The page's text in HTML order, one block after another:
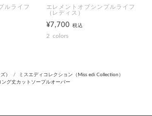
ルライフ
エレメントオブシンプルライフ
（レディス）
¥7,700税込
2 colors
）
ミスエディコレクション（Miss edi Collection）
グ丈カットソープルオーバー